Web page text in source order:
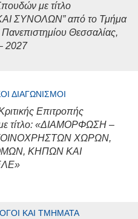
με τίτλο
ΣΥΝΟΛΩΝ” από το Τμήμα
Θεσσαλίας,
2027
ΔΙΑΓΩΝΙΣΜΟΊ
Επιτροπής
με τίτλο: «ΔΙΑΜΟΡΦΩΣΗ –
ΧΩΡΩΝ,
ΚΗΠΩΝ ΚΑΙ
ΚΑΙ ΤΜΉΜΑΤΑ